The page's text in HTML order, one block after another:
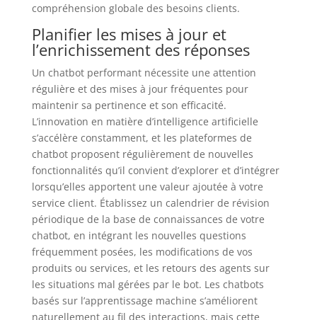
compréhension globale des besoins clients.
Planifier les mises à jour et
l’enrichissement des réponses
Un chatbot performant nécessite une attention
régulière et des mises à jour fréquentes pour
maintenir sa pertinence et son efficacité.
L’innovation en matière d’intelligence artificielle
s’accélère constamment, et les plateformes de
chatbot proposent régulièrement de nouvelles
fonctionnalités qu’il convient d’explorer et d’intégrer
lorsqu’elles apportent une valeur ajoutée à votre
service client. Établissez un calendrier de révision
périodique de la base de connaissances de votre
chatbot, en intégrant les nouvelles questions
fréquemment posées, les modifications de vos
produits ou services, et les retours des agents sur
les situations mal gérées par le bot. Les chatbots
basés sur l’apprentissage machine s’améliorent
naturellement au fil des interactions, mais cette